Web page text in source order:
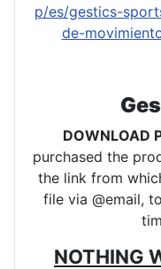
p/es/gestics-
de-
DOWNLOAD
purchased the
the link from
file via @email,
NOTHING